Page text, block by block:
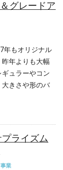
グレードア
年もオリジナル
年よりも大幅
ュラーやコン
きさや形のバ
ライズム
業